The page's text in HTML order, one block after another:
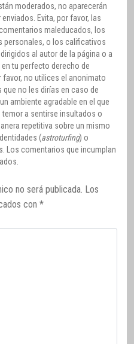
moderados, no aparecerán
Evita, por favor, las
maleducados, los
personales, o los calificativos
al autor de la página o a
tu perfecto derecho de
no utilices el anonimato
no les dirías en caso de
ambiente agradable en el que
a sentirse insultados o
repetitiva sobre un mismo
(astroturfing) o
Los comentarios que incumplan
no será publicada. Los
con *